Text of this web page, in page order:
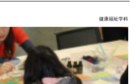
健康福祉学科